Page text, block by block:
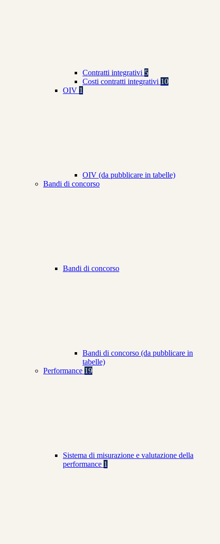
Contratti integrativi 5
Costi contratti integrativi 10
OIV 1
OIV (da pubblicare in tabelle)
Bandi di concorso
Bandi di concorso
Bandi di concorso (da pubblicare in
tabelle)
Performance 19
Sistema di misurazione e valutazione della
performance 1